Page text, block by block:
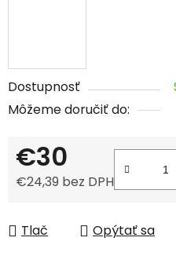
Dostupnosť
Môžeme doručiť do:
€30
€24,39 bez DPH
Tlač Opýtať sa